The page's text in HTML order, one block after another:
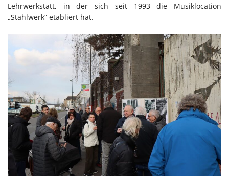
Lehrwerkstatt, in der sich seit 1993 die Musiklocation
„Stahlwerk“ etabliert hat.